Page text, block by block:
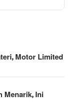
Motor Limited
Menarik, Ini